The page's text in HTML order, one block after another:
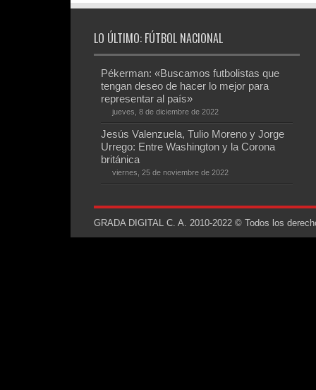
LO ÚLTIMO: FÚTBOL NACIONAL
Pékerman: «Buscamos futbolistas que
tengan deseo de hacer lo mejor para
representar al país»
jueves, 8 de diciembre de 2022
Jesús Valenzuela, Tulio Moreno y Jorge
Urrego: Entre Washington y la Corona
británica
viernes, 25 de noviembre de 2022
GRADA DIGITAL C. A. 2010-2022 © Todos los